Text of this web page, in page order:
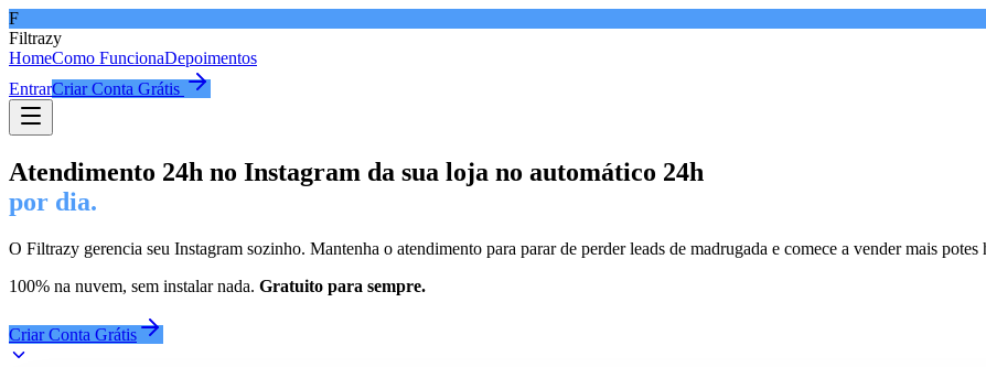
F
Filtrazy
HomeComo FuncionaDepoimentos
EntrarCriar Conta Grátis
Atendimento 24h no Instagram da sua loja no automático 24h
por dia.
O Filtrazy gerencia seu Instagram sozinho. Mantenha o atendimento para parar de perder leads de madrugada e comece a vender mais potes
100% na nuvem, sem instalar nada. Gratuito para sempre.
Criar Conta Grátis